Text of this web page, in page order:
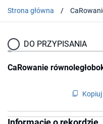
Strona główna
DO PRZYPISANIA
CaRowanie